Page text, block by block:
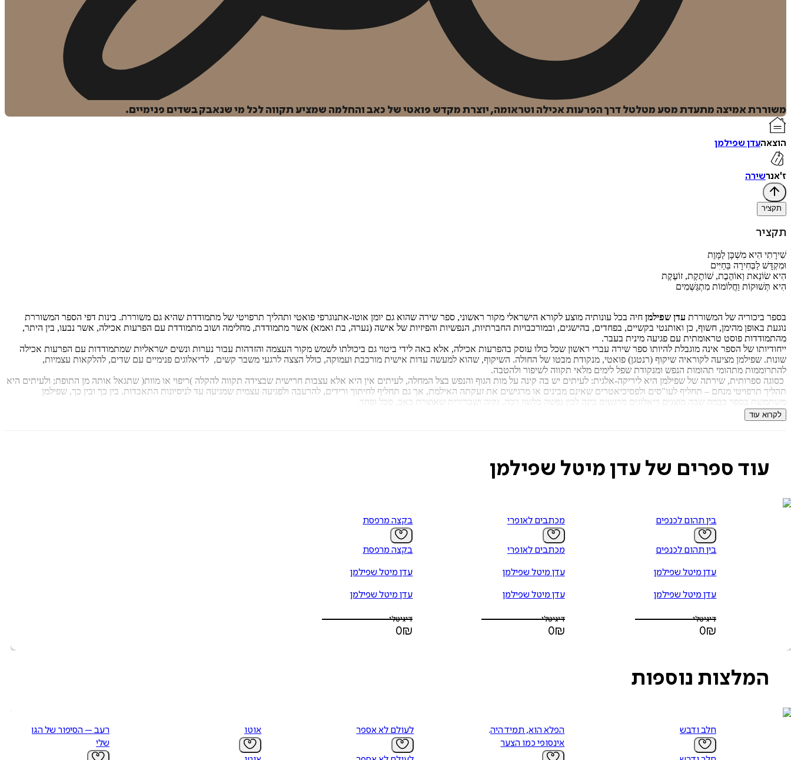
הוספה
איזה פורמט בא לך?
משוררת אמיצה מתעדת מסע מטלטל דרך הפרעות אכילה וטראומה, יוצרת מקדש פואטי של כאב והחלמה שמציע תקווה לכל מי שנאבק בשדים פנימיים.
הוצאהעדן שפילמן
ז'אנרשירה
תקציר
תקציר
שִׁירָתִי הִיא מִשְׁכָּן לַמָּוֶת
וּמִקְדָּשׁ לַבְּחִירָה בַּחַיִּים
הִיא שׂוֹנֵאת וְאוֹהֶבֶת, שׁוֹתֶקֶת, זוֹעֶקֶת
הִיא תְּשׁוּקוֹת וַחֲלוֹמוֹת מִתְגַּשְּׁמִים
בספר ביכוריה של המשוררת עדן שפילמן חיה בכל עונותיה מוצע לקורא הישראלי מקור ראשוני, ספר שירה שהוא גם יומן אוטו-אתנוגרפי פואטי ותהליך תרפויטי של מתמודדת שהיא גם משוררת. בינות דפי הספר המשוררת
נוגעת באופן מהימן, חשוף, כן ואותנטי בקשיים, בפחדים, בהישגים, ובמורכבויות החברתיות, הנפשיות והפיזיות של אישה (נערה, בת ואמא) אשר מתמודדת, מחלימה ושוב מתמודדת עם הפרעות אכילה, אשר נבעו, בין היתר,
מהתמודדות פוסט טראומתית עם פגיעה מינית בעבר.
ייחודיותו של הספר אינה מוגבלת להיותו ספר שירה עברי ראשון שכל כולו עוסק בהפרעות אכילה, אלא באה לידי ביטוי גם ביכולתו לשמש מקור העצמה והזדהות עבור נערות ונשים ישראליות שמתמודדות עם הפרעות אכילה
שונות. שפילמן מציעה לקוראיה שיקוף (רנטגן) פואטי, מנקודת מבטו של החולה. השיקוף, שהוא למעשה עדות אישית מורכבת ועמוקה, כולל הצצה לרגעי משבר קשים, לדיאלוגים פנימיים עם שדים, להלקאות עצמיות,
להתרוממות מתהומי תהומות הנפש ומנקודת שפל לימים מלאי תקווה לשיפור ולהטבה.
כסוגה ספרותית, שירתה של שפילמן היא ליריקה-אלגית: לעיתים יש בה קינה על מות הגוף והנפש בצל המחלה, לעיתים אין היא אלא עצבות חרישית שבצידה תקווה להקלה )ריפוי או מוות( שתגאל אותה מן התופת; ולעיתים היא
תהליך תרפויטי מנחם – תחליף לעו"סים ולפסיכיאטרים שאינם מבינים או מרגישים את זעקתה האילמת, אך גם תחליף לחיתוך ורידים, להרעבה ולפגיעה עצמית שמגיעה עד לניסיונות התאבדות. בין כך ובין כך, שפילמן
משתמשת בספר כבמה שבה מוצגים דיאלוגים מרגשים בינה לבין נפשה בלשון רכה, נקיה ושברירית שאוצרת כאב, סבל ופחד.
ד"ר ניקולא יוזגוף-אורבך, עורך הספר
לקרוא עוד
עוד ספרים של עדן מיטל שפילמן
בין תהום לכנפים
בין תהום לכנפים
עדן מיטל שפילמן
עדן מיטל שפילמן
דיגיטלי
0₪
מכתבים לאופרי
מכתבים לאופרי
עדן מיטל שפילמן
עדן מיטל שפילמן
דיגיטלי
0₪
בקצה מרפסת
בקצה מרפסת
עדן מיטל שפילמן
עדן מיטל שפילמן
דיגיטלי
0₪
המלצות נוספות
חלב ודבש
הפלא הוא, תמיד היה,
אינסופי כמו הצער
לעולם לא אספר אוטו
רעב – הסיפור של הגוף
שלי